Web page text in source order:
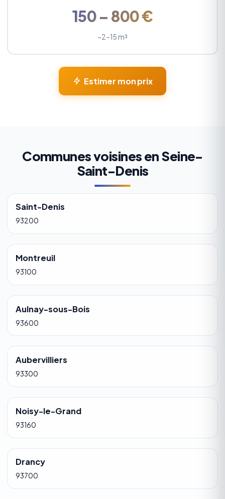
150 – 800 €
~2–15 m³
Estimer mon prix
Communes voisines en Seine-
Saint-Denis
Saint-Denis
93200
Montreuil
93100
Aulnay-sous-Bois
93600
Aubervilliers
93300
Noisy-le-Grand
93160
Drancy
93700